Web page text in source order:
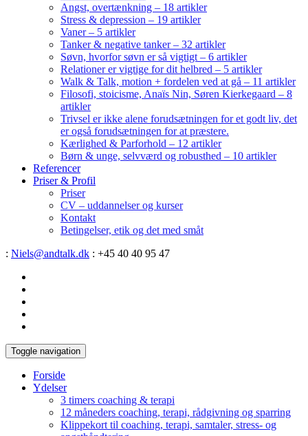
Angst, overtænkning – 18 artikler
Stress & depression – 19 artikler
Vaner – 5 artikler
Tanker & negative tanker – 32 artikler
Søvn, hvorfor søvn er så vigtigt – 6 artikler
Relationer er vigtige for dit helbred – 5 artikler
Walk & Talk, motion + fordelen ved at gå – 11 artikler
Filosofi, stoicisme, Anaïs Nin, Søren Kierkegaard – 8
artikler
Trivsel er ikke alene forudsætningen for et godt liv, det
er også forudsætningen for at præstere.
Kærlighed & Parforhold – 12 artikler
Børn & unge, selvværd og robusthed – 10 artikler
Referencer
Priser & Profil
Priser
CV – uddannelser og kurser
Kontakt
Betingelser, etik og det med småt
: Niels@andtalk.dk : +45 40 40 95 47
Toggle navigation
Forside
Ydelser
3 timers coaching & terapi
12 måneders coaching, terapi, rådgivning og sparring
Klippekort til coaching, terapi, samtaler, stress- og